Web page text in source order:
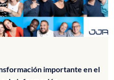
importante en el